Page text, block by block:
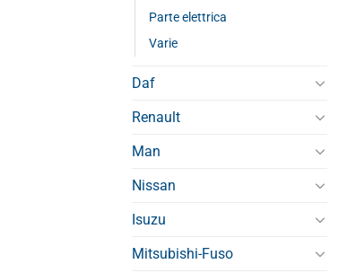
Parte elettrica
Varie
Daf
Renault
Man
Nissan
Isuzu
Mitsubishi-Fuso